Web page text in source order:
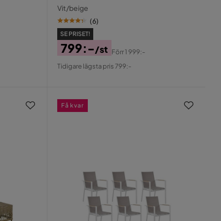
Vit/beige
(6)
SE PRISET!
Pris
799:-/st
Original
Förr1 999:-
Tidigare lägsta pris 799:-
Få kvar